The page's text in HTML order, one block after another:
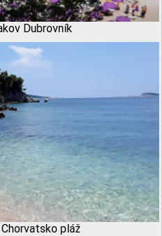
Dubrovník
pláž